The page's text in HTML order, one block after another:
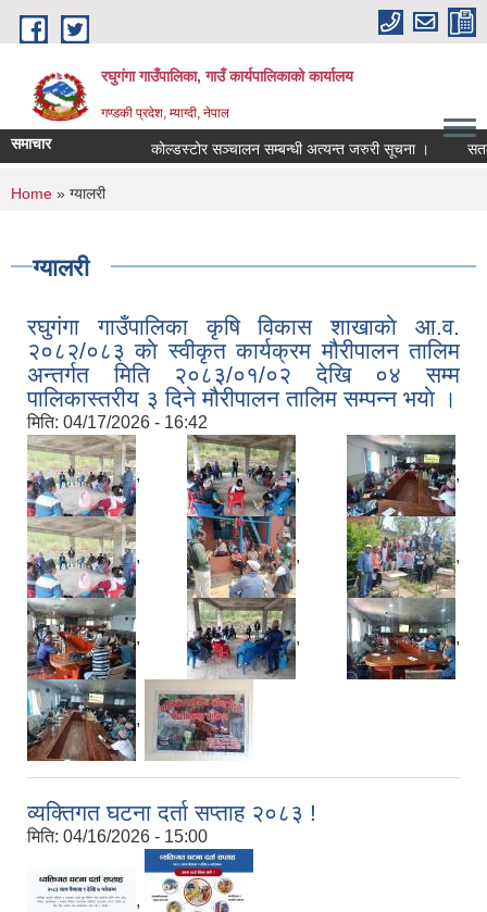
Skip to main content
रघुगंगा गाउँपालिका, गाउँ कार्यपालिकाको कार्यालय
गण्डकी प्रदेश, म्याग्दी, नेपाल
समाचार कोल्डस्टोर सञ्चालन सम्बन्धी अत्यन्त जरुरी सूचना ।
You are here
Home » ग्यालरी
ग्यालरी
रघुगंगा गाउँपालिका कृषि विकास शाखाकाे आ.व.
२०८२/०८३ काे स्वीकृत कार्यक्रम मौरीपालन तालिम
अन्तर्गत मिति २०८३/०१/०२ देखि ०४ सम्म
पालिकास्तरीय ३ दिने मौरीपालन तालिम सम्पन्न भयाे ।
मिति: 04/17/2026 - 16:42
, , ,
, , ,
, , ,
,
व्यक्तिगत घटना दर्ता सप्ताह २०८३ !
मिति: 04/16/2026 - 15:00
,